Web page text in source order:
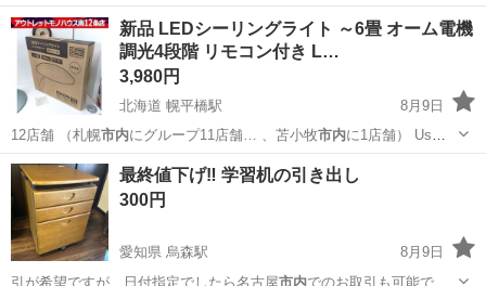
新品 LEDシーリングライト ～6畳 オーム電機
調光4段階 リモコン付き L…
3,980円
北海道 幌平橋駅
8月9日
12店舗 （札幌市内にグループ11店舗… 、苫小牧市内に1店舗） Us…
難しい場合は、札幌市内近郊に限り自社配送…
北海道 札幌市 幌平橋駅 照明器具 店舗
最終値下げ‼️ 学習机の引き出し
300円
愛知県 烏森駅
8月9日
引が希望ですが、日付指定でしたら名古屋市内でのお取引も可能で